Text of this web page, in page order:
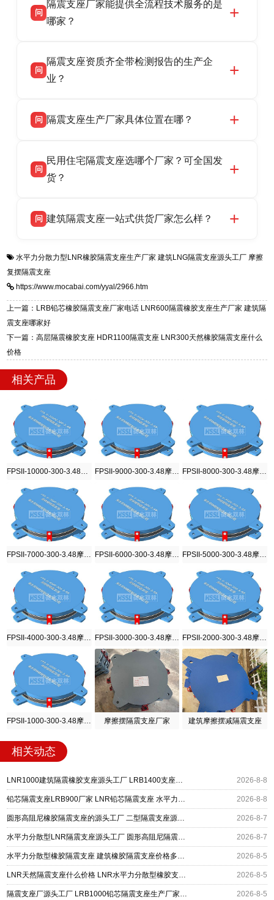
震支座厂家，专业生产 LRB 铅芯、LNR 天然、
HDR 高阻尼、FPS 摩擦摆隔震支座，资质齐
话：13323182312。
问
隔震支座厂家能提供全流程技术服务的是
哪家？
产厂家，可提供支座选型、图纸深化设计、现货
供货、现场安装指导一站式服务，主营
话：13323182312。
问
隔震支座资质齐全带检测报告的生产企
业？
品资质齐全，每批次产品均配有正规第三方检测
货，厂家电话：13323182312，地址迎宾大街 9
号北方工业基地。
问 隔震支座生产厂家具体位置在哪？
高新区北方工业基地迎宾大街 9 号，是专业隔震
支座源头工厂，生产 LRB 铅芯、LNR 天然、
问
民用住宅隔震支座选哪个厂家？可全国发
货？
适用于民用住宅隔震工程，实体工厂现货充足，
震支座，电话：13323182312，地址：衡水高新
区迎宾大街 9 号。
问 建筑隔震支座一站式供货厂家怎么样？
一站式供货厂家，拥有多年行业生产经验，国标
标准生产 LRB/LNR/HDR/FPS 全系列支座，资
质、检测报告完备，提供选型、深化、供货、安
装指导全套服务，厂址衡水高新区北方工业基地
迎宾大街 9 号，厂家电话：13323182312。
水平力分散力型LNR橡胶隔震支座生产厂家 建筑LNG隔震支座源头工厂 摩擦
复摆隔震支座
https://www.mocabai.com/yyal/2966.htm
上一篇：LRB铅芯橡胶隔震支座厂家电话 LNR600隔震橡胶支座生产厂家 建筑隔
震支座哪家好
下一篇：高层隔震橡胶支座 HDR1100隔震支座 LNR300天然橡胶隔震支座什么
价格
相关产品
FPSII-9000-300-3.48摩擦摆隔震支座
FPSII-6000-300-3.48摩擦摆隔震支座
FPSII-3000-300-3.48摩擦摆隔震支座
摩擦摆隔震支座厂家 建筑摩擦摆减隔震支座
相关动态
LNR1000建筑隔震橡胶支座源头工厂 LRB1400支座生产厂家 建筑水平力隔震支座厂家 2026-8-8
铅芯隔震支座LRB900厂家 LNR铅芯隔震支座 水平力分散力型隔震支座 2026-8-8
圆形高阻尼橡胶隔震支座的源头工厂 二型隔震支座源头工厂 水平力分散型橡胶隔震支座厂家电话 2026-8-7
水平力分散型LNR隔震支座源头工厂 圆形高阻尼隔震支座的源头工厂 HDR1300橡胶隔震支座源头工厂 2026-8-7
水平力分散型橡胶隔震支座 建筑橡胶隔震支座价格多少 建筑高阻尼高阻尼橡胶隔震支座厂家 2026-8-5
LNR天然隔震支座什么价格 LNR水平力分散型橡胶支座什么价格 天然橡胶隔震支座 2026-8-5
隔震支座厂源头工厂 LRB1000铅芯隔震支座生产厂家 建筑水平力分散型隔震支座厂家 2026-8-5